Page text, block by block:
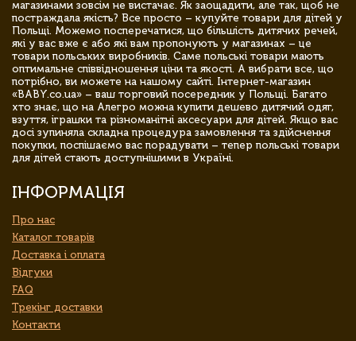
магазинами зовсім не вистачає. Як заощадити, але так, щоб не
постраждала якість? Все просто – купуйте товари для дітей у
Польщі. Можемо посперечатися, що більшість дитячих речей,
які у вас вже є або які вам пропонують у магазинах – це
товари польських виробників. Саме польські товари мають
оптимальне співвідношення ціни та якості. А вибрати все, що
потрібно, ви можете на нашому сайті. Інтернет-магазин
«BABY.co.ua» – ваш торговий посередник у Польщі. Багато
хто знає, що на Алегро можна купити дешево дитячий одяг,
взуття, іграшки та різноманітні аксесуари для дітей. Якщо вас
досі зупиняла складна процедура замовлення та здійснення
покупки, поспішаємо вас порадувати – тепер польські товари
для дітей стають доступнішими в Україні.
ІНФОРМАЦІЯ
Про нас
Каталог товарів
Доставка і оплата
Відгуки
FAQ
Трекінг доставки
Контакти